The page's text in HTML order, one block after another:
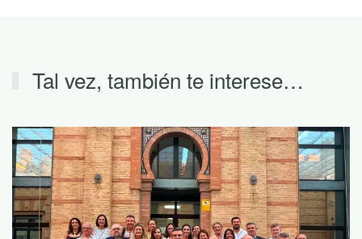
Tal vez, también te interese…